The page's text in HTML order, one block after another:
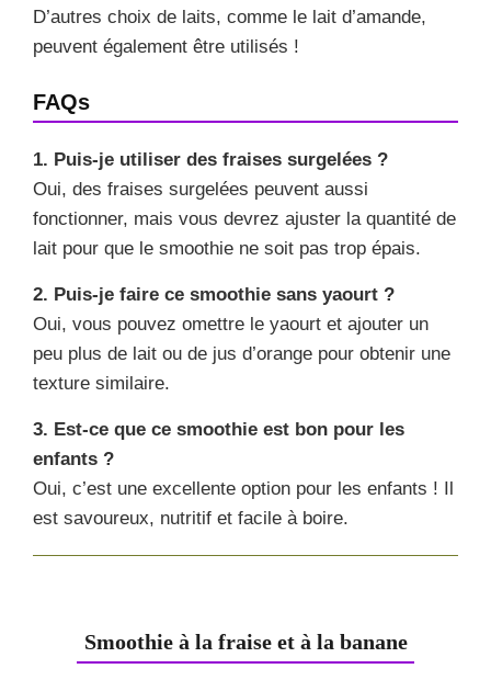
D’autres choix de laits, comme le lait d’amande,
peuvent également être utilisés !
FAQs
1. Puis-je utiliser des fraises surgelées ?
Oui, des fraises surgelées peuvent aussi
fonctionner, mais vous devrez ajuster la quantité de
lait pour que le smoothie ne soit pas trop épais.
2. Puis-je faire ce smoothie sans yaourt ?
Oui, vous pouvez omettre le yaourt et ajouter un
peu plus de lait ou de jus d’orange pour obtenir une
texture similaire.
3. Est-ce que ce smoothie est bon pour les
enfants ?
Oui, c’est une excellente option pour les enfants ! Il
est savoureux, nutritif et facile à boire.
Smoothie à la fraise et à la banane